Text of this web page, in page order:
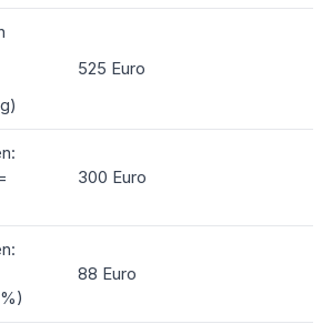
525 Euro
300 Euro
88 Euro